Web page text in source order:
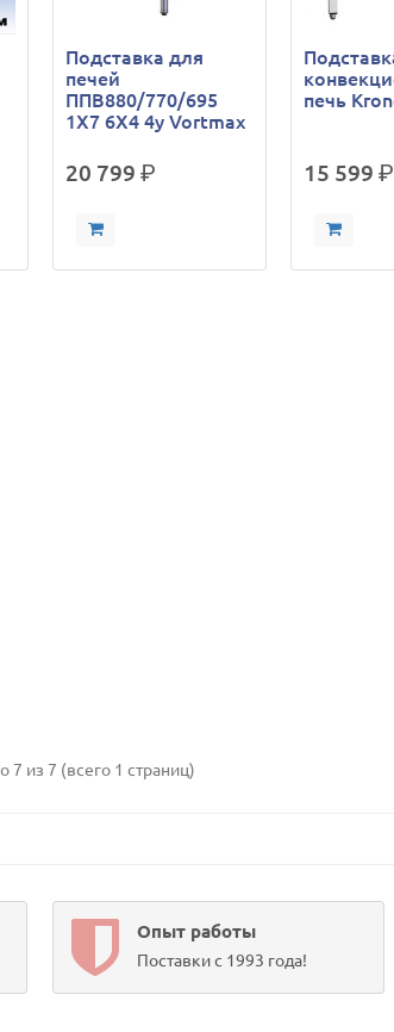
Подставка для
печей
ППB880/770/695
1Х7 6Х4 4у Vortmax
20 799 р.
печь
15 599 р.
7 из 7 (всего 1 страниц)
Опыт работы
Поставки с 1993 года!